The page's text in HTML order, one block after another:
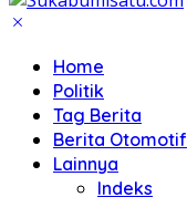
Home
Politik
Tag Berita
Berita Otomotif
Lainnya
Indeks